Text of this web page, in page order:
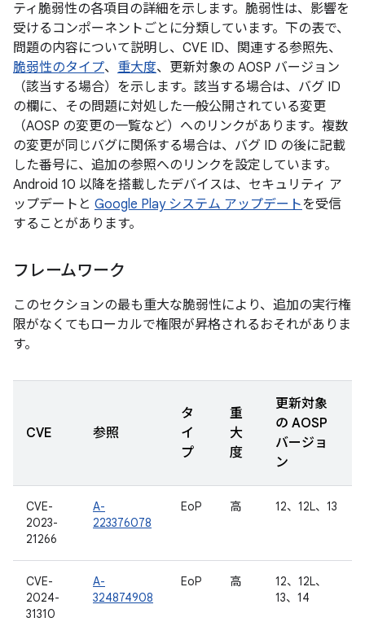
ティ脆弱性の各項目の詳細を示します。脆弱性は、影響を
受けるコンポーネントごとに分類しています。下の表で、
問題の内容について説明し、CVE ID、関連する参照先、
脆弱性のタイプ、 重大度、更新対象の AOSP バージョン
（該当する場合）を示します。該当する場合は、バグ ID
の欄に、その問題に対処した一般公開されている変更
（AOSP の変更の一覧など）へのリンクがあります。複数
の変更が同じバグに関係する場合は、バグ ID の後に記載
した番号に、追加の参照へのリンクを設定しています。
Android 10 以降を搭載したデバイスは、セキュリティ ア
ップデートと Google Play システム アップデートを受信
することがあります。
フレームワーク
このセクションの最も重大な脆弱性により、追加の実行権
限がなくてもローカルで権限が昇格されるおそれがありま
す。
CVE 参照
タ
イ
プ
重
大
度
更新対象
の AOSP
バージョ
ン
CVE-
2023-
21266
A-
223376078
EoP 高 12、12L、13
CVE-
2024-
31310
A-
324874908
EoP 高
12、12L、
13、14